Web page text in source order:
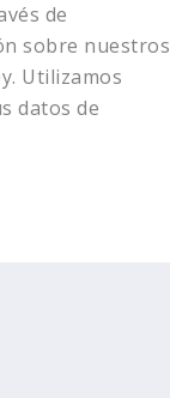
de
sobre nuestros
Utilizamos
datos de